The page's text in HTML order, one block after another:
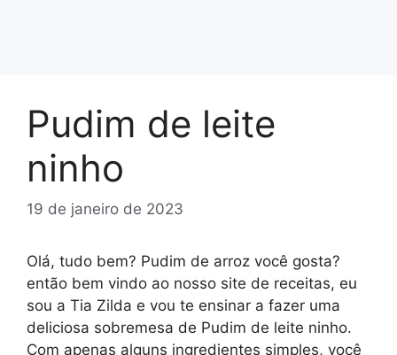
Pudim de leite
ninho
19 de janeiro de 2023
Olá, tudo bem? Pudim de arroz você gosta?
então bem vindo ao nosso site de receitas, eu
sou a Tia Zilda e vou te ensinar a fazer uma
deliciosa sobremesa de Pudim de leite ninho.
Com apenas alguns ingredientes simples, você